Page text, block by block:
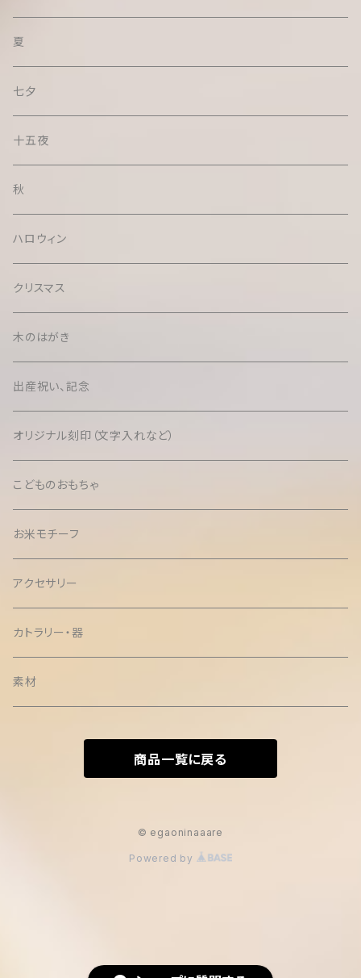
夏
七夕
十五夜
秋
ハロウィン
クリスマス
木のはがき
出産祝い、記念
オリジナル刻印（文字入れなど）
こどものおもちゃ
お米モチーフ
アクセサリー
カトラリー・器
素材
商品一覧に戻る
© egaoninaaare
Powered by